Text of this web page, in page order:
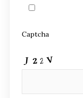
Captcha